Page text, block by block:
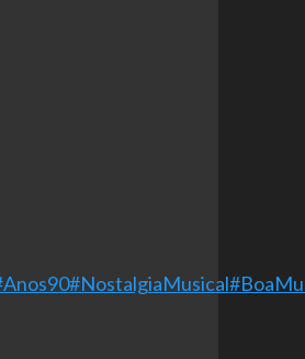
#NostalgiaMusical